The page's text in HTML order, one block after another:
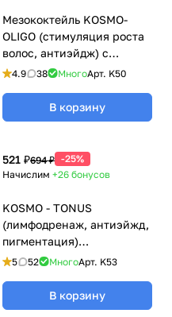
Мезококтейль KOSMO-
OLIGO (стимуляция роста
волос, антиэйдж) с
олигоэлементами
4.9 38 МногоАрт. K50
В корзину
521 ₽694 ₽ -25%
Начислим +26 бонусов
KOSMO - TONUS
(лимфодренаж, антиэйжд,
пигментация)
мезококтейль с рутинном
(Космотерос), 6 мл
5 52 МногоАрт. K53
В корзину